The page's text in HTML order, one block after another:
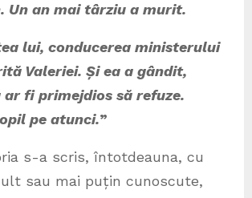
Un an mai târziu a murit.
lui, conducerea ministerului
Valeriei. Și ea a gândit,
fi primejdios să refuze.
pe atunci.”
s-a scris, întotdeauna, cu
sau mai puțin cunoscute,